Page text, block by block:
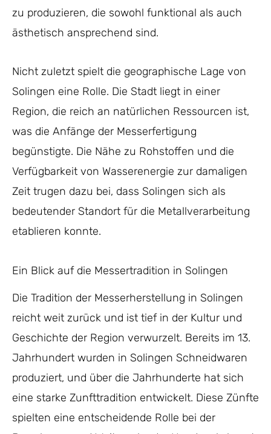
zu produzieren, die sowohl funktional als auch
ästhetisch ansprechend sind.
Nicht zuletzt spielt die geographische Lage von
Solingen eine Rolle. Die Stadt liegt in einer
Region, die reich an natürlichen Ressourcen ist,
was die Anfänge der Messerfertigung
begünstigte. Die Nähe zu Rohstoffen und die
Verfügbarkeit von Wasserenergie zur damaligen
Zeit trugen dazu bei, dass Solingen sich als
bedeutender Standort für die Metallverarbeitung
etablieren konnte.
Ein Blick auf die Messertradition in Solingen
Die Tradition der Messerherstellung in Solingen
reicht weit zurück und ist tief in der Kultur und
Geschichte der Region verwurzelt. Bereits im 13.
Jahrhundert wurden in Solingen Schneidwaren
produziert, und über die Jahrhunderte hat sich
eine starke Zunfttradition entwickelt. Diese Zünfte
spielten eine entscheidende Rolle bei der